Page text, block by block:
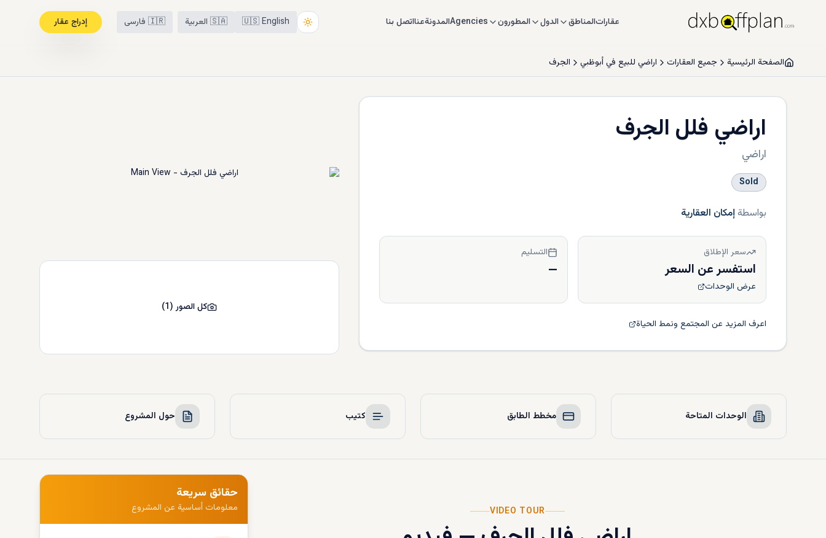
عقاراتالمناطق الدول المطورون Agenciesالمدونةعنااتصل بنا 🇺🇸English
🇸🇦 العربية 🇮🇷 فارسی إدراج عقار
الصفحة الرئيسية جميع العقارات اراضي للبيع في أبوظبي الجرف
اراضي فلل الجرف
اراضي
Sold
بواسطةإمكان العقارية
سعر الإطلاق
استفسر عن السعر
عرض الوحدات
التسليم
—
اعرف المزيد عن المجتمع ونمط الحياة
كل الصور(
1
)
الوحدات المتاحة مخطط الطابق كتيب حول المشروع
VIDEO TOUR
حقائق سريعة
معلومات أساسية عن المشروع